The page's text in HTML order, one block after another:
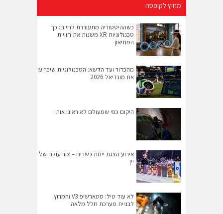
מחוץ לקופסה
כשההיסטוריה מתעוררת לחיים: כך
טכנולוגיות XR משנות את חוויית
המוזיאון
מהכדור ועד הדשא: הטכנולוגיות שיכריעו
את מונדיאל 2026
היקום כפי שמעולם לא ראינו אותו
אירוע הצגת יינות כשרים – צור עולם של
יין
לא עוד טיל: סטארשיפ V3 והמרוץ
לבניית מערכת חלל מלאה